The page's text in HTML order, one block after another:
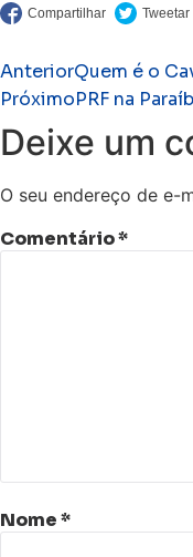
AnteriorQuem é o
PróximoPRF na
Deixe um
O seu endereço de e-
Comentário*
Nome*